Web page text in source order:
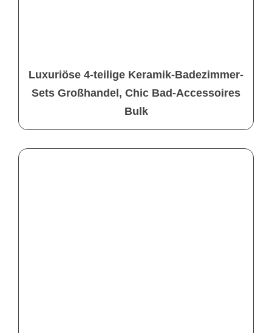
Luxuriöse 4-teilige Keramik-Badezimmer-
Sets Großhandel, Chic Bad-Accessoires
Bulk